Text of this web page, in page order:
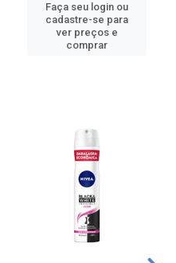
Faça seu login ou
cadastre-se para
ver preços e
comprar